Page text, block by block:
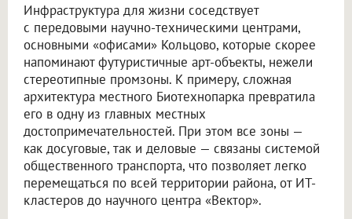
Инфраструктура для жизни соседствует
с передовыми научно-техническими центрами,
основными «офисами» Кольцово, которые скорее
напоминают футуристичные арт-объекты, нежели
стереотипные промзоны. К примеру, сложная
архитектура местного Биотехнопарка превратила
его в одну из главных местных
достопримечательностей. При этом все зоны —
как досуговые, так и деловые — связаны системой
общественного транспорта, что позволяет легко
перемещаться по всей территории района, от ИТ-
кластеров до научного центра «Вектор».